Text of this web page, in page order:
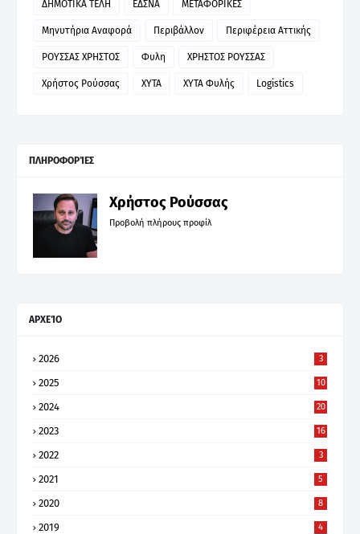
ΔΗΜΟΤΙΚΑ ΤΕΛΗ ΕΔΣΝΑ ΜΕΤΑΦΟΡΙΚΕΣ
Μηνυτήρια Αναφορά Περιβάλλον Περιφέρεια Αττικής
ΡΟΥΣΣΑΣ ΧΡΗΣΤΟΣ Φυλη ΧΡΗΣΤΟΣ ΡΟΥΣΣΑΣ
Χρήστος Ρούσσας ΧΥΤΑ ΧΥΤΑ Φυλής Logistics
ΠΛΗΡΟΦΟΡΊΕΣ
Χρήστος Ρούσσας
Προβολή πλήρους προφίλ
ΑΡΧΕΊΟ
2026 3
2025 10
2024 20
2023 16
2022 3
2021 5
2020 8
2019 4